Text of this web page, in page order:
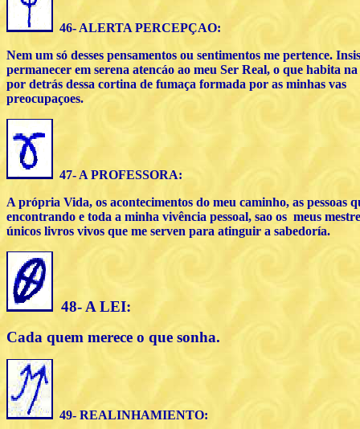
46- ALERTA PERCEPÇAO:
Nem um só desses pensamentos ou sentimentos me pertence.
permanecer em serena atencáo ao meu Ser Real, o que habita
por detrás dessa cortina de fumaça formada por as minhas vas
preocupaçoes.
47- A PROFESSORA:
A própria Vida, os acontecimentos do meu caminho, as pessoas
encontrando e toda a minha vivência pessoal, sao os meus
únicos livros vivos que me serven para atinguir a sabedoría.
48- A LEI:
Cada quem merece o que sonha.
49- REALINHAMIENTO: